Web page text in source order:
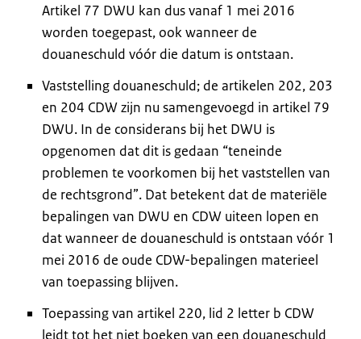
Artikel 77 DWU kan dus vanaf 1 mei 2016
worden toegepast, ook wanneer de
douaneschuld vóór die datum is ontstaan.
Vaststelling douaneschuld; de artikelen 202, 203
en 204 CDW zijn nu samengevoegd in artikel 79
DWU. In de considerans bij het DWU is
opgenomen dat dit is gedaan “teneinde
problemen te voorkomen bij het vaststellen van
de rechtsgrond”. Dat betekent dat de materiële
bepalingen van DWU en CDW uiteen lopen en
dat wanneer de douaneschuld is ontstaan vóór 1
mei 2016 de oude CDW-bepalingen materieel
van toepassing blijven.
Toepassing van artikel 220, lid 2 letter b CDW
leidt tot het niet boeken van een douaneschuld